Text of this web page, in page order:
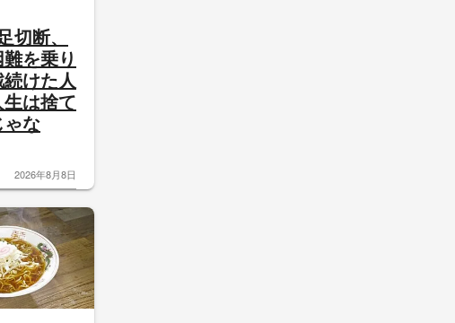
切断、
を乗り
けた人
は捨て
ゃな
2026年8月8日